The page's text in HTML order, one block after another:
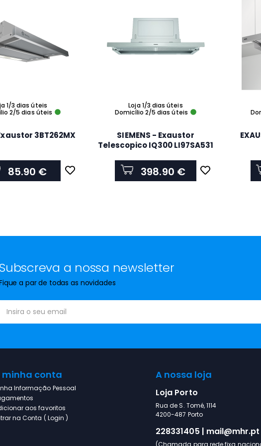
1/3 dias úteis
2/5 dias úteis
3BT262MX
85.90 €
Loja 1/3 dias úteis
Domicílio 2/5 dias úteis
SIEMENS - Exaustor
Telescopico IQ300 LI97SA531
398.90 €
Subscreva a nossa newsletter
a par de todas as novidades
minha conta
Informação Pessoal
aos favoritos
na Conta ( Login )
A nossa loja
Loja Porto
Rua de S. Tomé, 1114
4200-487 Porto
228331405 | mail@mhr.pt